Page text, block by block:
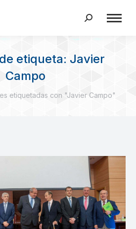
Buscar:
etiqueta: Javier
Campo
etiquetadas con "Javier Campo"